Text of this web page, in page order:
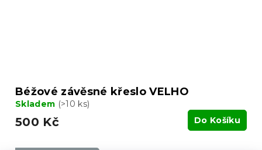
Béžové závěsné křeslo VELHO
Skladem (>10 ks)
500 Kč Do Košíku